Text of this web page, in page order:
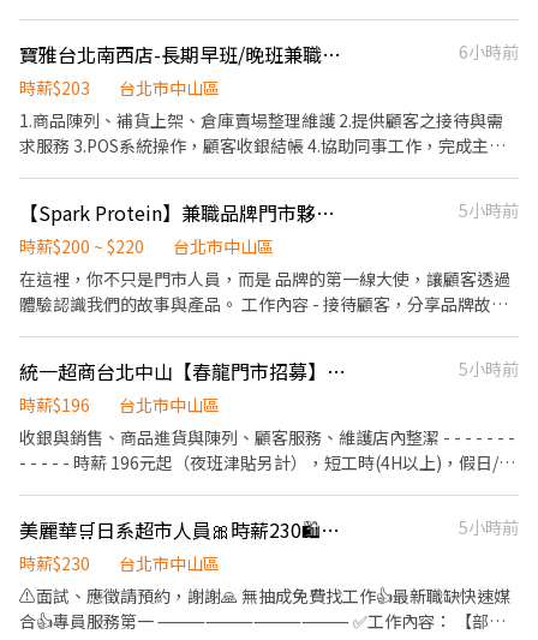
號與25之27號1樓 中山農安 - 智取店——台北市中山區農安街166號
1樓 中山實踐 - 智取店——台北市中山區大直街56號1樓 中山長春 -
智取店——台北市中山區長春路197號1樓 法定項目//其他福利 ♛固
定班別 ♛工作穩定 ♛工作完成職前訓綀
寶雅台北南西店-長期早班/晚班兼職人員
6小時前
時薪$203
台北市中山區
1.商品陳列、補貨上架、倉庫賣場整理維護 2.提供顧客之接待與需
求服務 3.POS系統操作，顧客收銀結帳 4.協助同事工作，完成主管
【Spark Protein】兼職品牌門市夥伴（捷運站步行2分鐘）
5小時前
時薪$200 ~ $220
台北市中山區
在這裡，你不只是門市人員，而是 品牌的第一線大使，讓顧客透過
體驗認識我們的故事與產品。 工作內容 - 接待顧客，分享品牌故事
亮點，營造互動氛圍 - 維持店內陳列整齊、補貨與現場氛圍
統一超商台北中山【春龍門市招募】 離家近&彈性排班、歡迎二度就業/樂齡/兼職
5小時前
時薪$196
台北市中山區
收銀與銷售、商品進貨與陳列、顧客服務、維護店內整潔​ - - - - - - -
- - - - -​ 時薪 196元起（夜班津貼另計），短工時(4H以上)，假日/暑
為主)​ 工作地點：依您鄰近地區媒合​ *學經歷不拘，喜歡與人互動，
樂觀開朗，具有服務熱忱*​ 若對其他地區有意願也歡迎投遞！ ​
美麗華🛒日系超市人員🎀時薪230🛍️快速上工
5小時前
時薪$230
台北市中山區
⚠️面試、應徵請預約，謝謝🙏 無抽成免費找工作👍最新職缺快速媒
合👍專員服務第一 ⸻⸻⸻⸻ ✅工作內容： 【部門